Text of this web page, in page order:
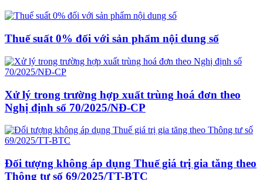
Thuế suất 0% đối với sản phẩm nội dung số
Xử lý trong trường hợp xuất trùng hoá đơn theo
Nghị định số 70/2025/NĐ-CP
Đối tượng không áp dụng Thuế giá trị gia tăng theo
Thông tư số 69/2025/TT-BTC